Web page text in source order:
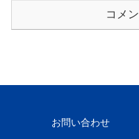
コメ
お問い合わせ